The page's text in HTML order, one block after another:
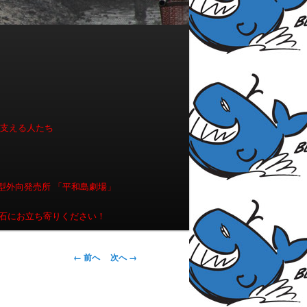
える人たち
外向発売所 「平和島劇場」
にお立ち寄りください！
画像ナビゲー
← 前へ 次へ →